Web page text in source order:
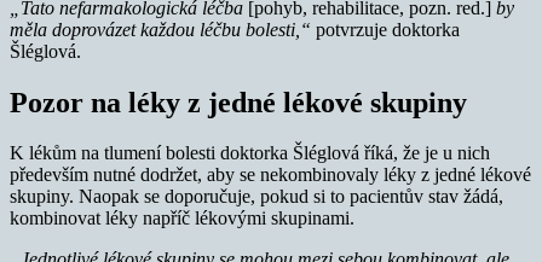
„Tato nefarmakologická léčba [pohyb, rehabilitace, pozn. red.] by
měla doprovázet každou léčbu bolesti,“ potvrzuje doktorka
Šléglová.
Pozor na léky z jedné lékové skupiny
K lékům na tlumení bolesti doktorka Šléglová říká, že je u nich
především nutné dodržet, aby se nekombinovaly léky z jedné lékové
skupiny. Naopak se doporučuje, pokud si to pacientův stav žádá,
kombinovat léky napříč lékovými skupinami.